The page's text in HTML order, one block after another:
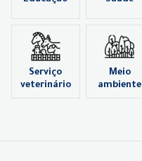
Serviço
veterinário
Meio
ambiente